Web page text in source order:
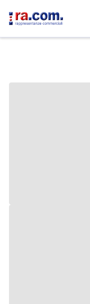
Passa al contenuto